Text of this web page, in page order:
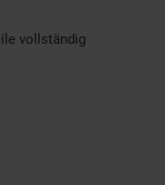
vollständig